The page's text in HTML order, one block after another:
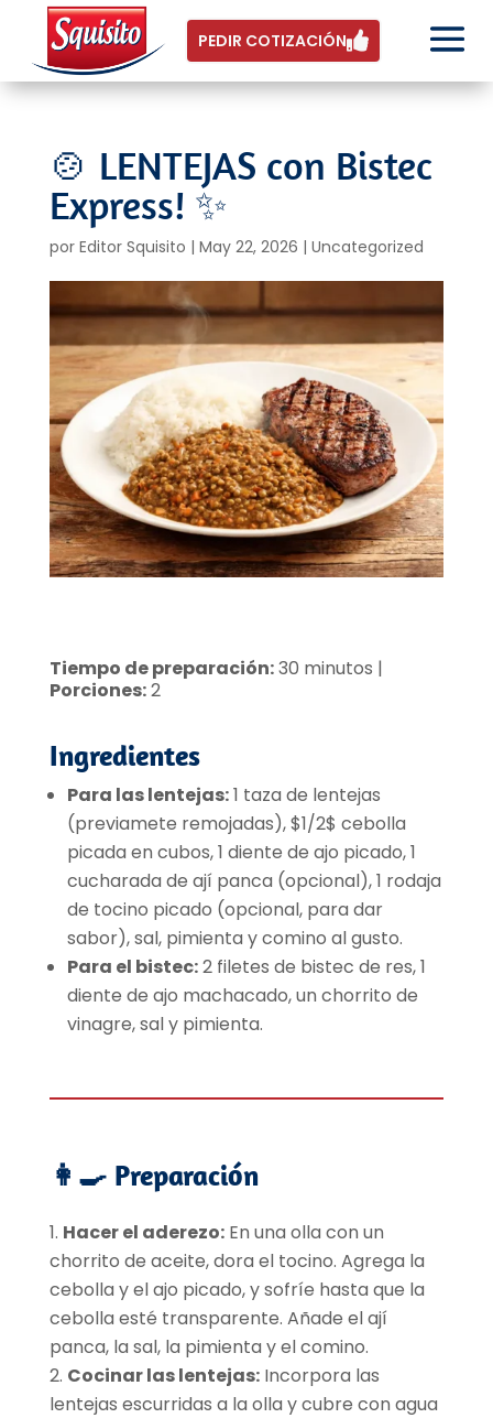
PEDIR COTIZACIÓN
🍲 LENTEJAS con Bistec
Express! ✨
por Editor Squisito | May 22, 2026 | Uncategorized
Tiempo de preparación:30 minutos |
Porciones:2
Ingredientes
Para las lentejas:1 taza de lentejas
(previamete remojadas), $1/2$ cebolla
picada en cubos, 1 diente de ajo picado, 1
cucharada de ají panca (opcional), 1 rodaja
de tocino picado (opcional, para dar
sabor), sal, pimienta y comino al gusto.
Para el bistec:2 filetes de bistec de res, 1
diente de ajo machacado, un chorrito de
vinagre, sal y pimienta.
👩 Preparación
Hacer el aderezo:En una olla con un
chorrito de aceite, dora el tocino. Agrega la
cebolla y el ajo picado, y sofríe hasta que la
cebolla esté transparente. Añade el ají
panca, la sal, la pimienta y el comino.
Cocinar las lentejas:Incorpora las
lentejas escurridas a la olla y cubre con agua